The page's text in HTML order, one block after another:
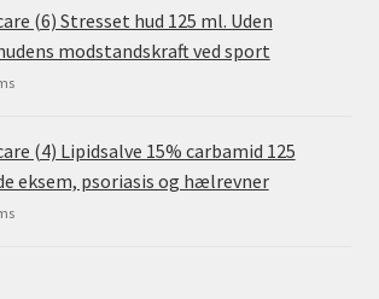
(6) Stresset hud 125 ml. Uden
modstandskraft ved sport
(4) Lipidsalve 15% carbamid 125
eksem, psoriasis og hælrevner